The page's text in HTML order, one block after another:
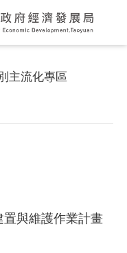
主流化專區
與維護作業計畫